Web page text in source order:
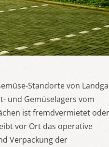
Standorte von
und Gemüselagers vom
ist fremdvermietet oder
vor Ort das operative
Verpackung der